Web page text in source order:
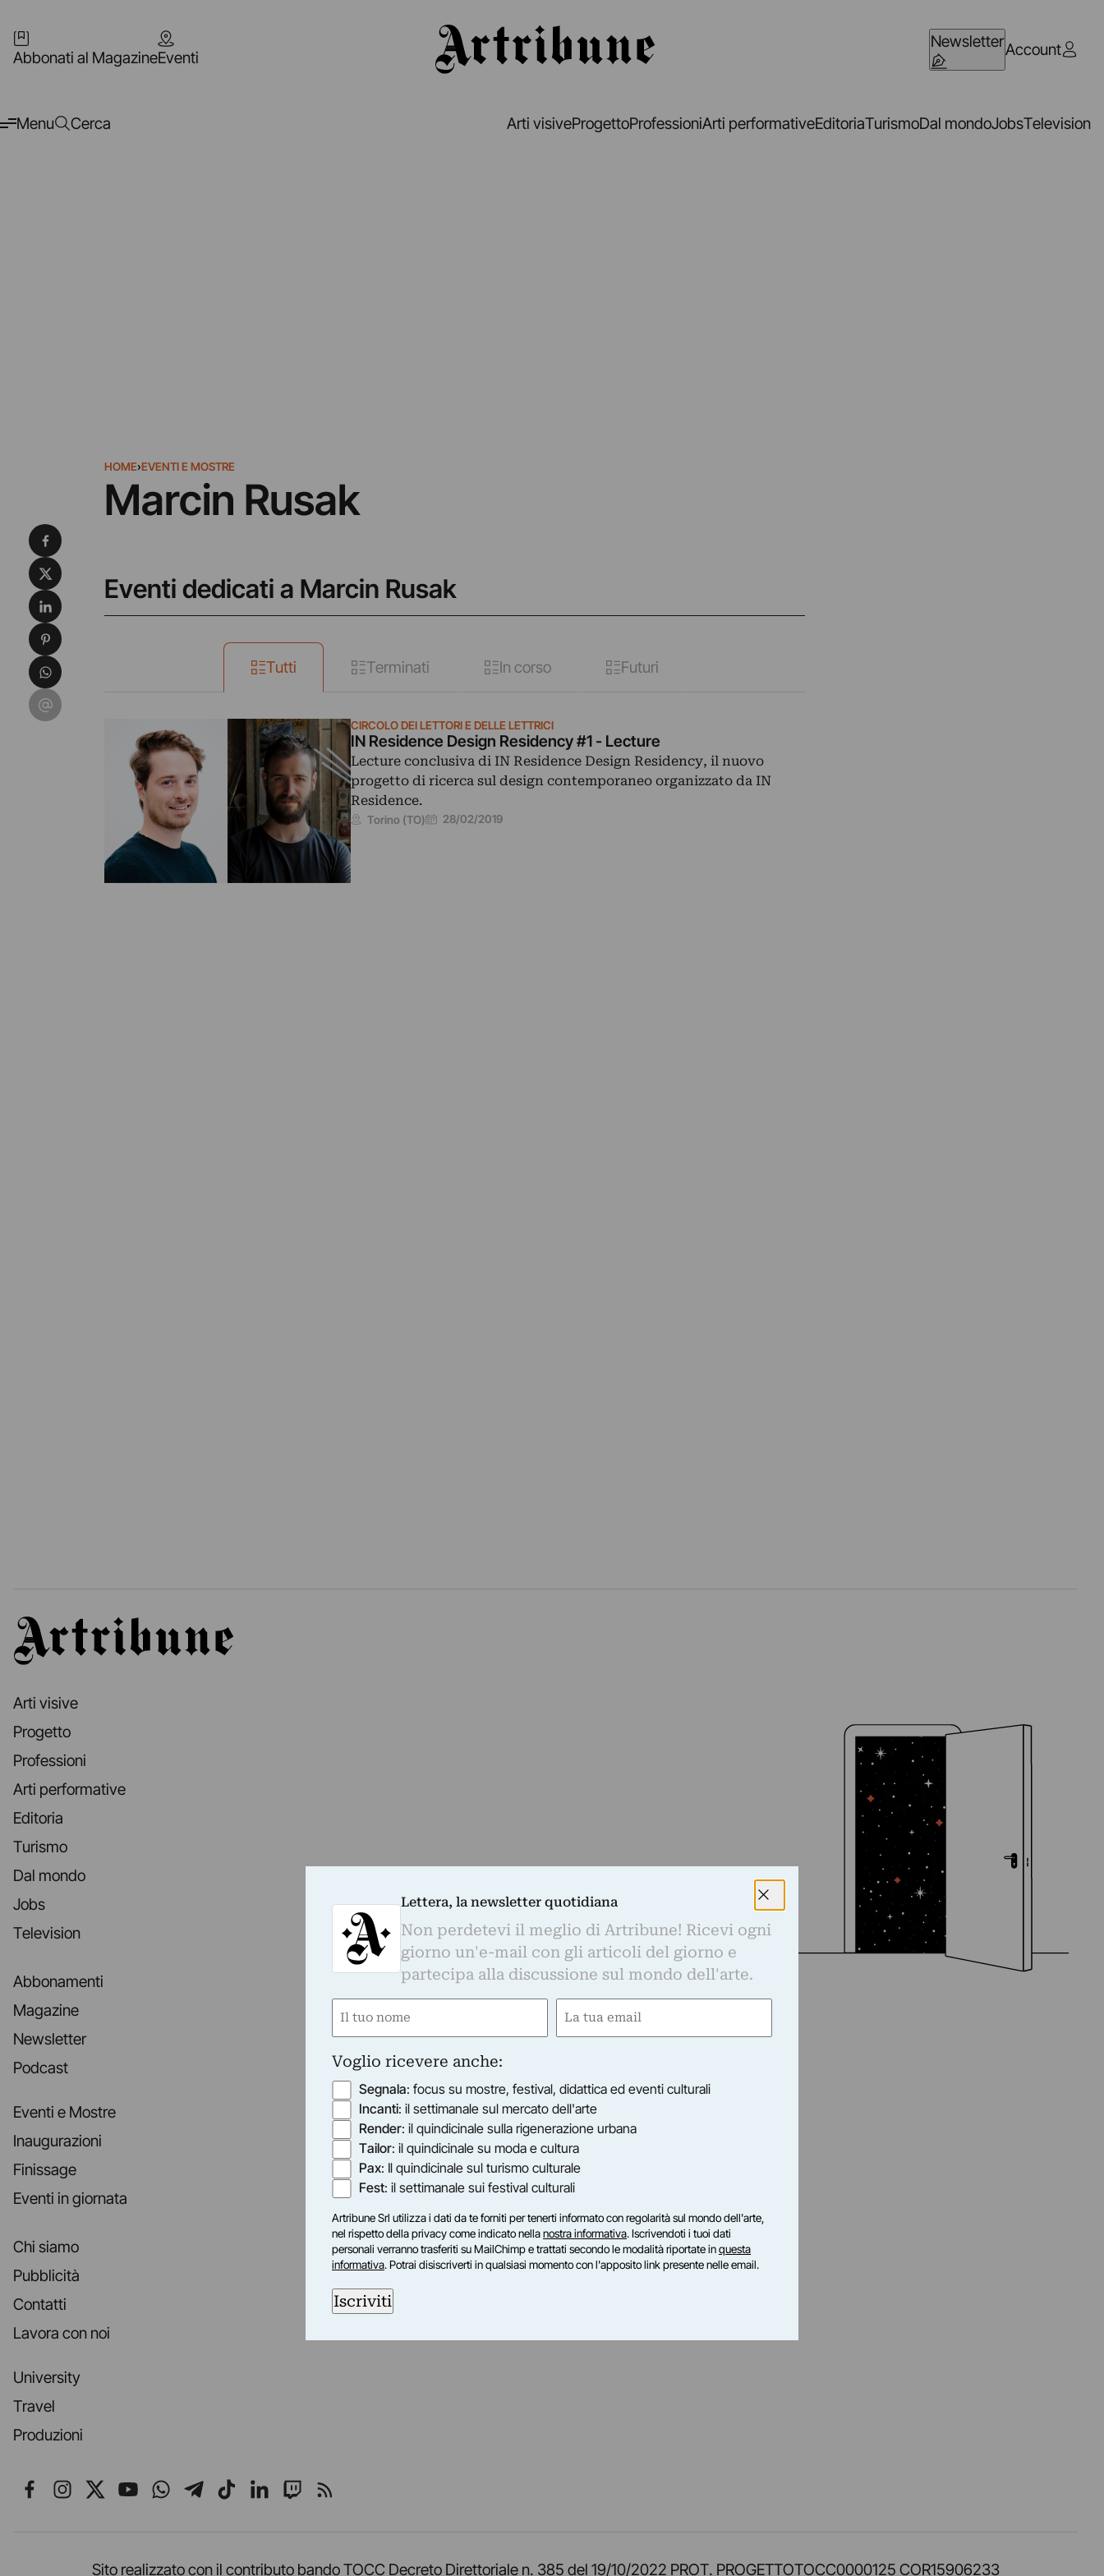
Abbonati al MagazineEventi
NewsletterAccount
Menu Cerca Arti visiveProgettoProfessioniArti performativeEditoriaTurismoDal mondoJobsTelevision
HOME›EVENTI E MOSTRE
Marcin Rusak
Eventi dedicati a Marcin Rusak
Tutti Terminati In corso Futuri
CIRCOLO DEI LETTORI E DELLE LETTRICI
IN Residence Design Residency #1 - Lecture
Lecture conclusiva di IN Residence Design Residency, il nuovo
progetto di ricerca sul design contemporaneo organizzato da IN
Residence.
Torino (TO) 28/02/2019
Condividi su Facebook
Condividi su X
Condividi su LinkedIn
Condividi su Pinterest
Condividi su WhatsApp
Condividi su Email
Artribune
Arti visive
Progetto
Professioni
Arti performative
Editoria
Turismo
Dal mondo
Jobs
Television
Abbonamenti
Magazine
Newsletter
Podcast
Eventi e Mostre
Inaugurazioni
Finissage
Eventi in giornata
Chi siamo
Pubblicità
Contatti
Lavora con noi
University
Travel
Produzioni
Seguici su Facebook
Seguici su Instagram
Seguici su X
Seguici su YouTube
Seguici su WhatsApp
Seguici su Telegram
Seguici su TikTok
Seguici su LinkedIn
Seguici su Twitch
Seguici su Rss
Sito realizzato con il contributo bando TOCC Decreto Direttoriale n. 385 del 19/10/2022 PROT. PROGETTOTOCC0000125 COR15906233
Lettera, la newsletter quotidiana
Non perdetevi il meglio di Artribune! Ricevi ogni
giorno un'e-mail con gli articoli del giorno e
partecipa alla discussione sul mondo dell'arte.
Nome
Email
Voglio ricevere anche:
Segnala: focus su mostre, festival, didattica ed eventi culturali
Incanti: il settimanale sul mercato dell'arte
Render: il quindicinale sulla rigenerazione urbana
Tailor: il quindicinale su moda e cultura
Pax: Il quindicinale sul turismo culturale
Fest: il settimanale sui festival culturali
Artribune Srl utilizza i dati da te forniti per tenerti informato con regolarità sul mondo dell'arte,
nel rispetto della privacy come indicato nellanostra informativa. Iscrivendoti i tuoi dati
personali verranno trasferiti su MailChimp e trattati secondo le modalità riportate inquesta
informativa. Potrai disiscriverti in qualsiasi momento con l'apposito link presente nelle email.
Iscriviti